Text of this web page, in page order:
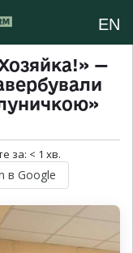
EN
—
за: < 1 хв.
в Google